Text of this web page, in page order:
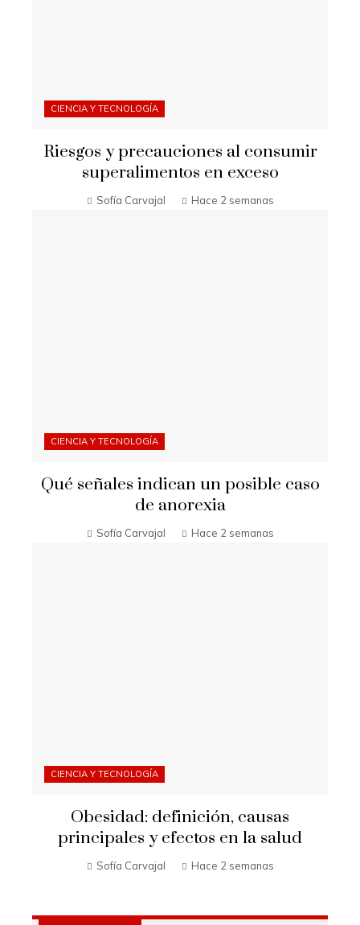
CIENCIA Y TECNOLOGÍA
Riesgos y precauciones al consumir
superalimentos en exceso
Sofía Carvajal Hace 2 semanas
CIENCIA Y TECNOLOGÍA
Qué señales indican un posible caso
de anorexia
Sofía Carvajal Hace 2 semanas
CIENCIA Y TECNOLOGÍA
Obesidad: definición, causas
principales y efectos en la salud
Sofía Carvajal Hace 2 semanas